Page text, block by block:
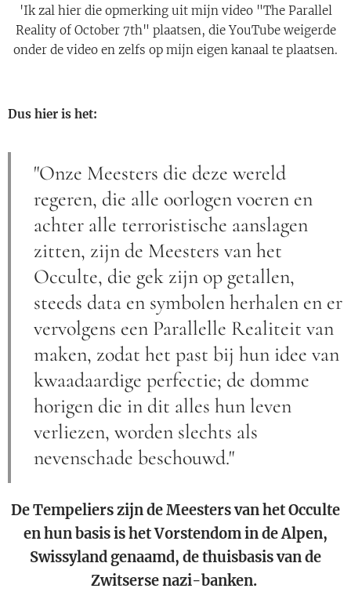
'Ik zal hier die opmerking uit mijn video "The Parallel
Reality of October 7th" plaatsen, die YouTube weigerde
onder de video en zelfs op mijn eigen kanaal te plaatsen.
Dus hier is het:
"Onze Meesters die deze wereld
regeren, die alle oorlogen voeren en
achter alle terroristische aanslagen
zitten, zijn de Meesters van het
Occulte, die gek zijn op getallen,
steeds data en symbolen herhalen en er
vervolgens een Parallelle Realiteit van
maken, zodat het past bij hun idee van
kwaadaardige perfectie; de ​​domme
horigen die in dit alles hun leven
verliezen, worden slechts als
nevenschade beschouwd."
De Tempeliers zijn de Meesters van het Occulte
en hun basis is het Vorstendom in de Alpen,
Swissyland genaamd, de thuisbasis van de
Zwitserse nazi-banken.